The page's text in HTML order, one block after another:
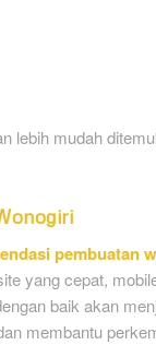
lebih mudah
pembuatan
yang cepat,
baik akan
membantu